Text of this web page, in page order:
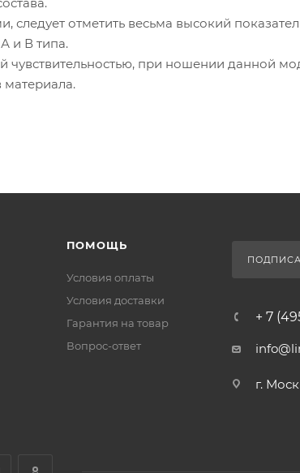
отметить весьма высокий
и В типа.
чувствительностью, при ношении данной
материала.
ПОМОЩЬ
Условия оплаты
Условия доставки
Гарантия на товар
Вопрос-ответ
+ 7
г.